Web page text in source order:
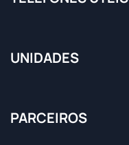
UNIDADES
PARCEIROS